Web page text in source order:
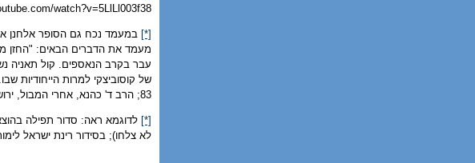
watch?v=5LlLl003f38
[*]
מעמד את הדברים הבאים: "החזן
עבר בקרב הנאספים. קול תאניה
83; הרב ד' כהנא, אחרי המבול, ירושלים תשמ"ו, עמ' 79-88.
[*]
לא צלחו); בסידור רינת ישראל לימות